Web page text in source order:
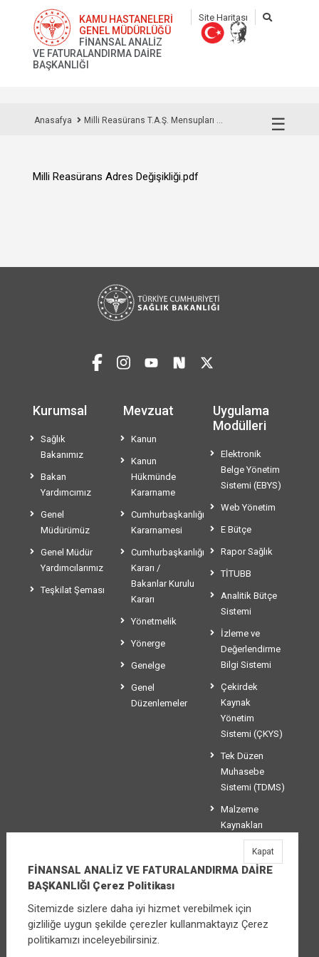
KAMU HASTANELERİ
GENEL MÜDÜRLÜĞÜ
FİNANSAL ANALİZ
VE FATURALANDIRMA DAİRE
BAŞKANLIĞI
Site Haritası
☰
Anasafya Milli Reasürans T.A.Ş. Mensupları ...
Milli Reasürans Adres Değişikliği.pdf
Kurumsal
Sağlık
Bakanımız
Bakan
Yardımcımız
Genel
Müdürümüz
Genel Müdür
Yardımcılarımız
Teşkilat Şeması
Mevzuat
Kanun
Kanun
Hükmünde
Kararname
Cumhurbaşkanlığı
Kararnamesi
Cumhurbaşkanlığı
Kararı /
Bakanlar Kurulu
Kararı
Yönetmelik
Yönerge
Genelge
Genel
Düzenlemeler
Uygulama
Modülleri
Elektronik
Belge Yönetim
Sistemi (EBYS)
Web Yönetim
E Bütçe
Rapor Sağlık
TİTUBB
Analitik Bütçe
Sistemi
İzleme ve
Değerlendirme
Bilgi Sistemi
Çekirdek
Kaynak
Yönetim
Sistemi (ÇKYS)
Tek Düzen
Muhasebe
Sistemi (TDMS)
Malzeme
Kaynakları
Yönetim
Sistemi (MKYS)
FİNANSAL ANALİZ VE FATURALANDIRMA
DAİRE BAŞKANLIĞI
Üniversiteler Mahallesi Şehit Mehmet Bayraktar
FİNANSAL ANALİZ VE FATURALANDIRMA DAİRE
BAŞKANLIĞI Çerez Politikası
Sitemizde sizlere daha iyi hizmet verebilmek için
gizliliğe uygun şekilde çerezler kullanmaktayız Çerez
politikamızı inceleyebilirsiniz.
Kapat